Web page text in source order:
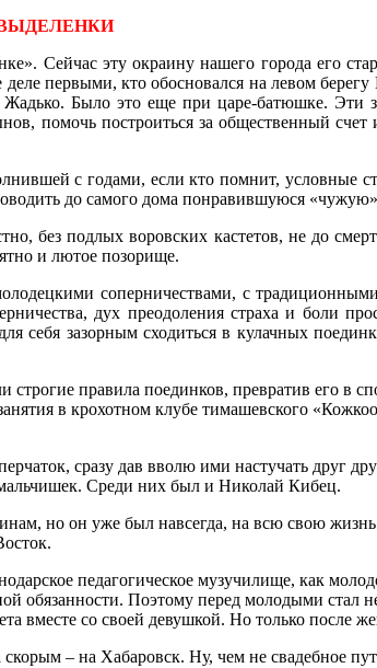
Сейчас эту окраину нашего города его
первыми, кто обосновался на левом
Было это еще при царе-батюшке. Эти
помочь построиться за общественный счет
с годами, если кто помнит, условные
до самого дома понравившуюся
без подлых воровских кастетов, не до
и лютое позорище.
соперничествами, с
дух преодоления страха и боли
себя зазорным сходиться в кулачных
правила поединков, превратив его в
в крохотном клубе тимашевского
сразу дав вволю ими настучать друг
Среди них был и Николай Кибец.
но он уже был навсегда, на всю свою
педагогическое музучилище, как
обязанности. Поэтому перед молодыми стал
вместе со своей девушкой. Но только после
– на Хабаровск. Ну, чем не свадебное